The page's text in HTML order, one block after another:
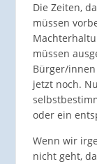
Die Zeiten,
müssen
müssen
Bürger/
jetzt noch.
oder ein
Wenn wir
nicht geht,